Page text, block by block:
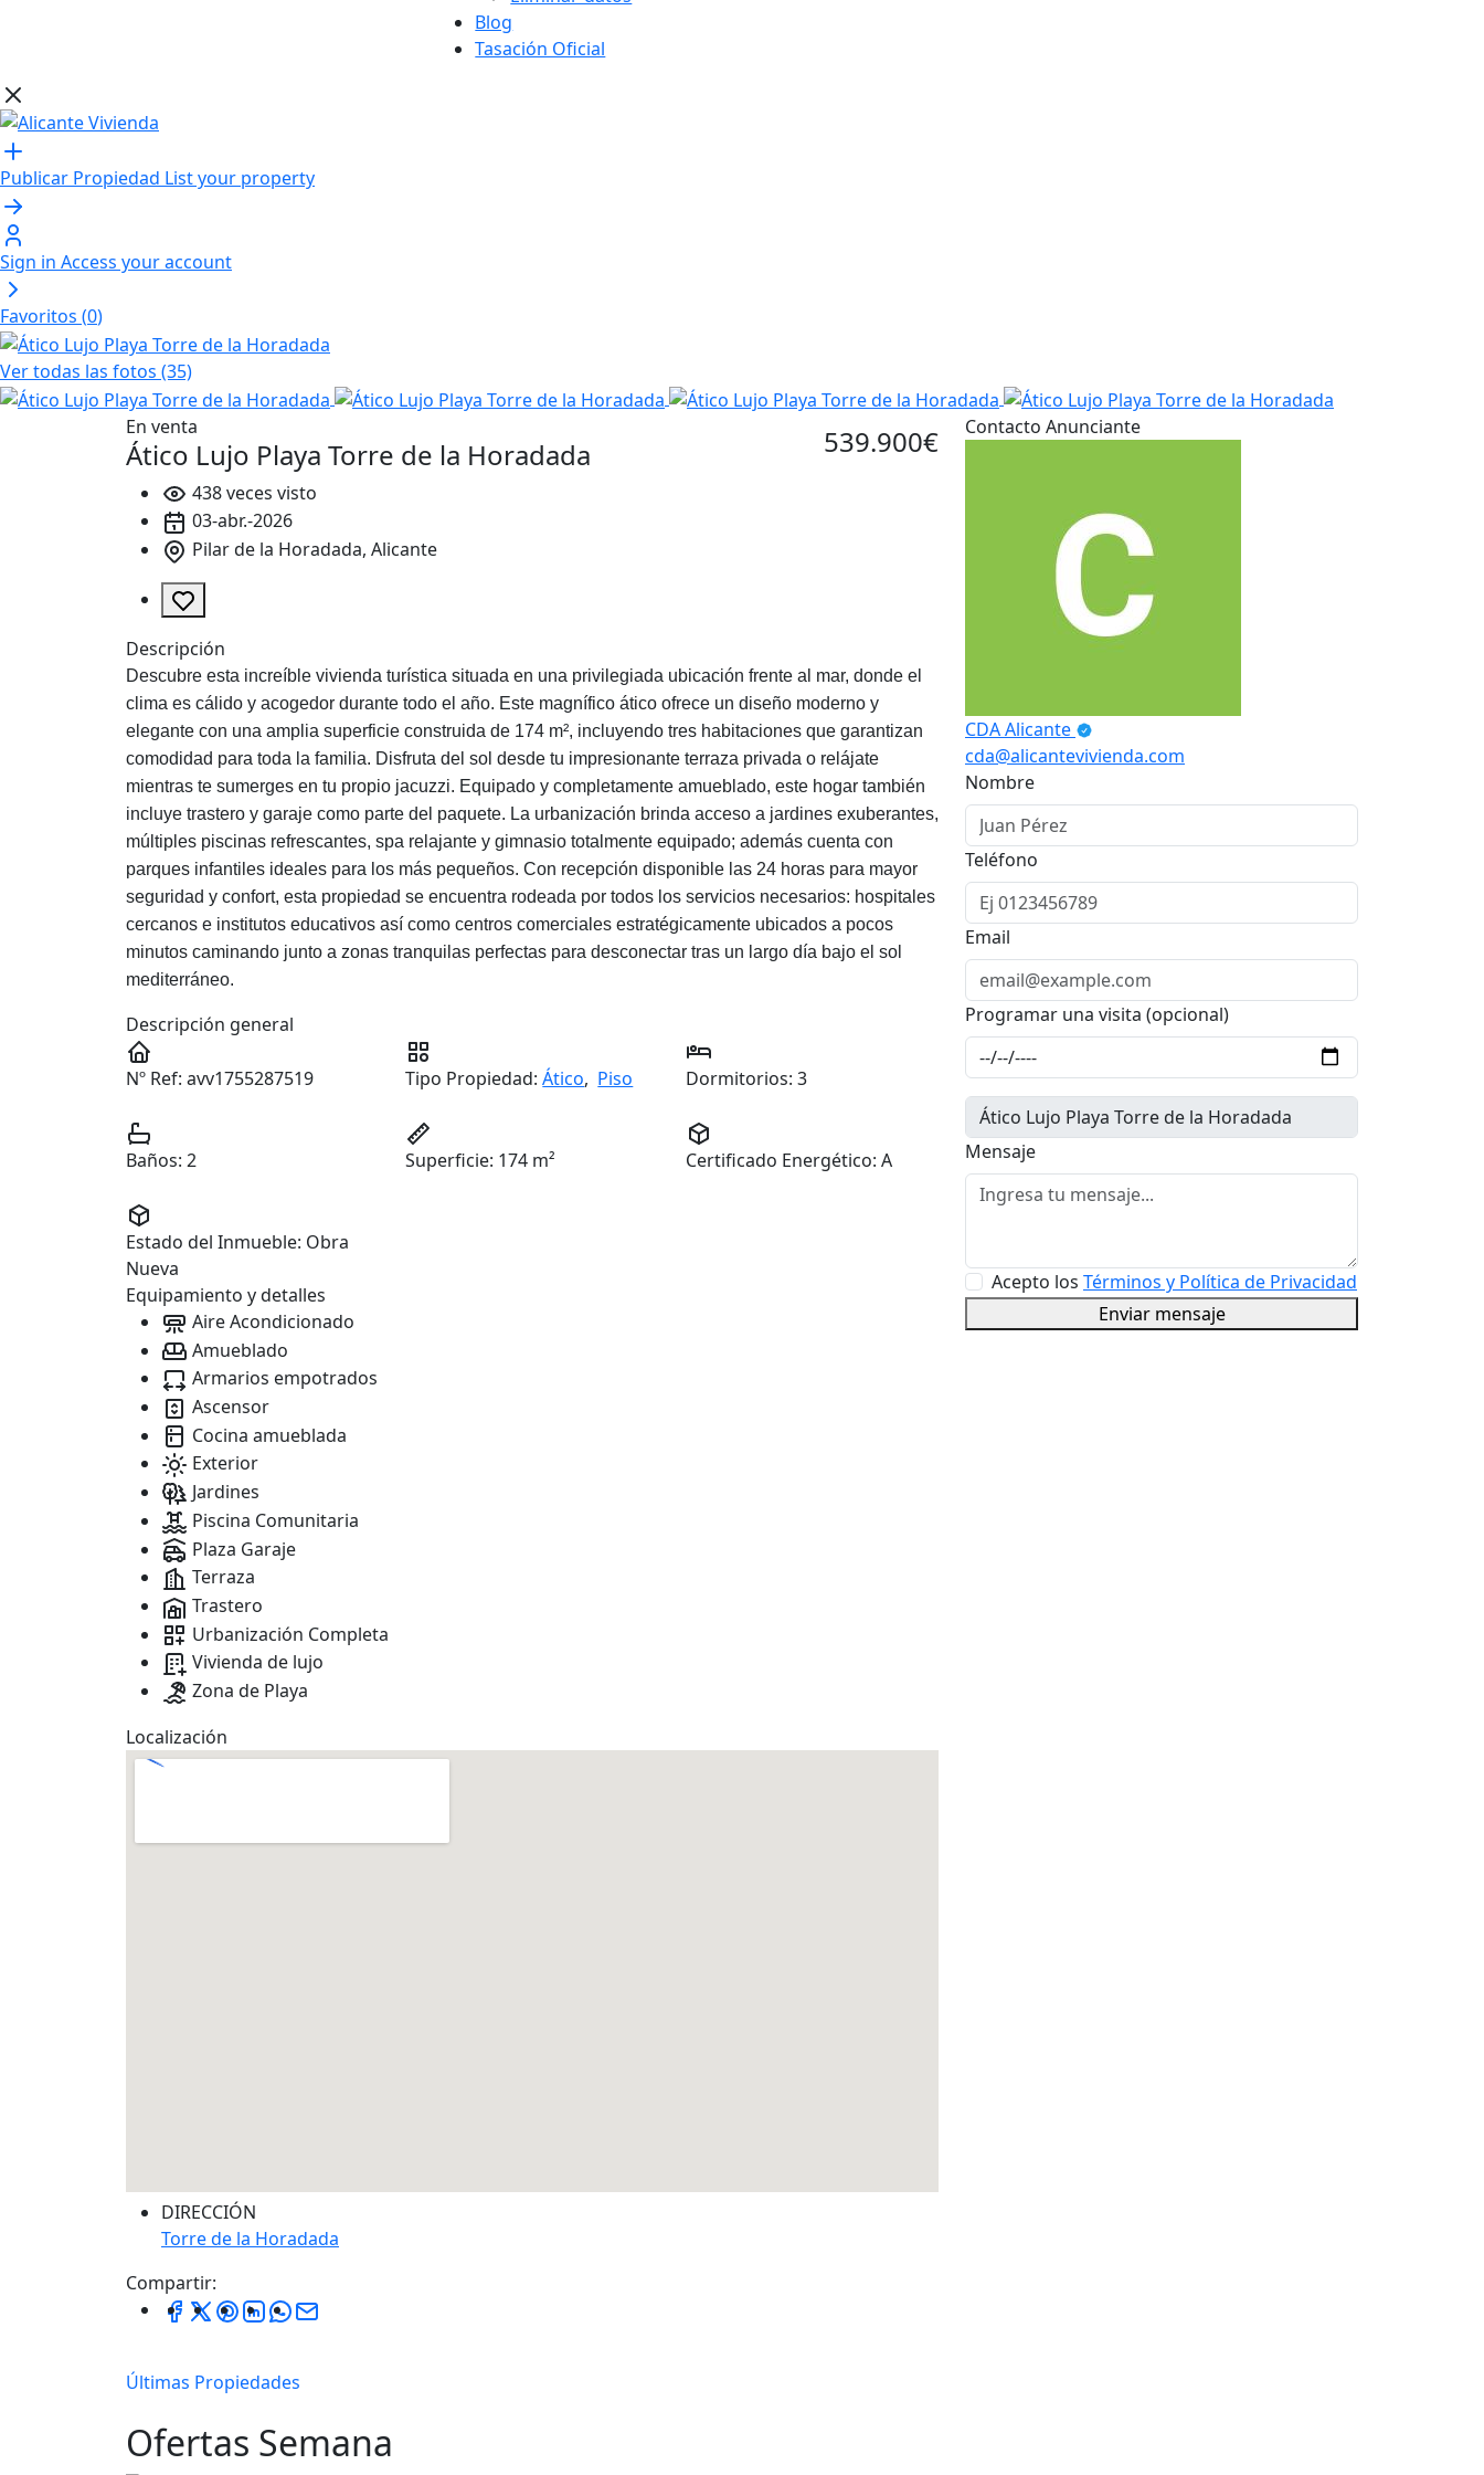
Blog
Tasación Oficial
Publicar Propiedad List your property
Sign in Access your account
Favoritos (0)
Ver todas las fotos (35)
En venta
Ático Lujo Playa Torre de la Horadada 539.900€
438 veces visto
03-abr.-2026
Pilar de la Horadada, Alicante
Descripción
Descubre esta increíble vivienda turística situada en una privilegiada ubicación frente al mar, donde el
clima es cálido y acogedor durante todo el año. Este magnífico ático ofrece un diseño moderno y
elegante con una amplia superficie construida de 174 m², incluyendo tres habitaciones que garantizan
comodidad para toda la familia. Disfruta del sol desde tu impresionante terraza privada o relájate
mientras te sumerges en tu propio jacuzzi. Equipado y completamente amueblado, este hogar también
incluye trastero y garaje como parte del paquete. La urbanización brinda acceso a jardines exuberantes,
múltiples piscinas refrescantes, spa relajante y gimnasio totalmente equipado; además cuenta con
parques infantiles ideales para los más pequeños. Con recepción disponible las 24 horas para mayor
seguridad y confort, esta propiedad se encuentra rodeada por todos los servicios necesarios: hospitales
cercanos e institutos educativos así como centros comerciales estratégicamente ubicados a pocos
minutos caminando junto a zonas tranquilas perfectas para desconectar tras un largo día bajo el sol
mediterráneo.
Descripción general
Nº Ref: avv1755287519 Tipo Propiedad: Ático, Piso Dormitorios: 3
Baños: 2 Superficie: 174 m² Certificado Energético: A
Estado del Inmueble: Obra
Nueva
Equipamiento y detalles
Aire Acondicionado
Amueblado
Armarios empotrados
Ascensor
Cocina amueblada
Exterior
Jardines
Piscina Comunitaria
Plaza Garaje
Terraza
Trastero
Urbanización Completa
Vivienda de lujo
Zona de Playa
Localización
DIRECCIÓN
Torre de la Horadada
Compartir:
Contacto Anunciante
CDA Alicante
cda@alicantevivienda.com
Nombre
Teléfono
Email
Programar una visita (opcional)
Mensaje
Acepto los Términos y Política de Privacidad
Enviar mensaje
Últimas Propiedades
Ofertas Semana